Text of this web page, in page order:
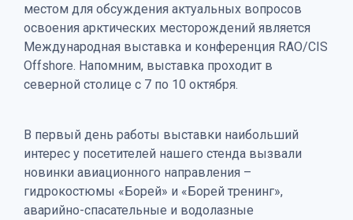
местом для обсуждения актуальных вопросов
освоения арктических месторождений является
Международная выставка и конференция RAO/CIS
Offshore. Напомним, выставка проходит в
северной столице с 7 по 10 октября.
В первый день работы выставки наибольший
интерес у посетителей нашего стенда вызвали
новинки авиационного направления –
гидрокостюмы «Борей» и «Борей тренинг»,
аварийно-спасательные и водолазные